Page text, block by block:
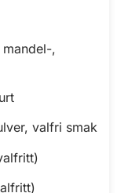
,
valfri smak